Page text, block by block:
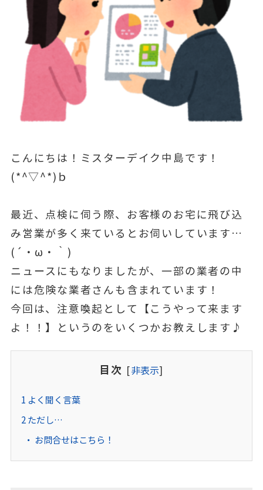
こんにちは！ミスターデイク中島です！
(*^▽^*)ｂ
最近、点検に伺う際、お客様のお宅に飛び込
み営業が多く来ているとお伺いしています…
(´・ω・｀)
ニュースにもなりましたが、一部の業者の中
には危険な業者さんも含まれています！
今回は、注意喚起として【こうやって来ます
よ！！】というのをいくつかお教えします♪
目次 [非表示]
1 よく聞く言葉
2ただし…
お問合せはこちら！